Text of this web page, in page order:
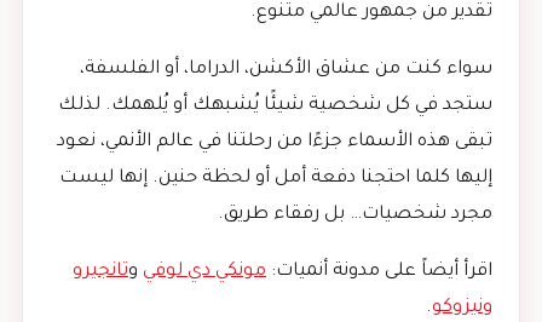
تقدير من جمهور عالمي متنوع.
سواء كنت من عشاق الأكشن، الدراما، أو الفلسفة،
ستجد في كل شخصية شيئًا يُشبهك أو يُلهمك. لذلك
تبقى هذه الأسماء جزءًا من رحلتنا في عالم الأنمي، نعود
إليها كلما احتجنا دفعة أمل أو لحظة حنين. إنها ليست
مجرد شخصيات… بل رفقاء طريق.
اقرأ أيضاً على مدونة أنميات: مونكي دي لوفي وتانجيرو
ونيزوكو.